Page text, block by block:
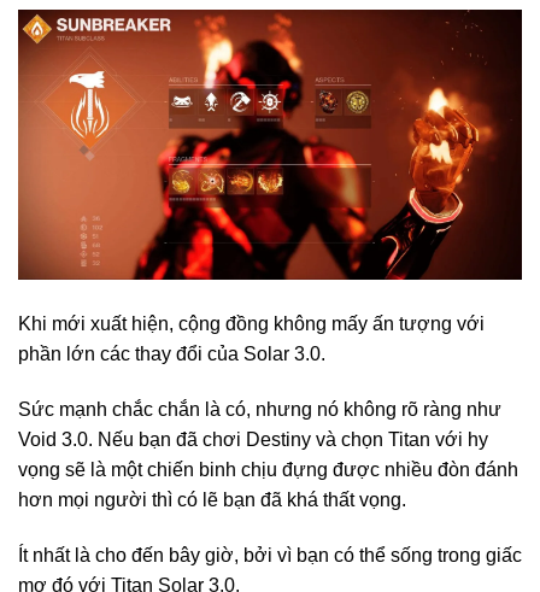
Khi mới xuất hiện, cộng đồng không mấy ấn tượng với
phần lớn các thay đổi của Solar 3.0.
Sức mạnh chắc chắn là có, nhưng nó không rõ ràng như
Void 3.0. Nếu bạn đã chơi Destiny và chọn Titan với hy
vọng sẽ là một chiến binh chịu đựng được nhiều đòn đánh
hơn mọi người thì có lẽ bạn đã khá thất vọng.
Ít nhất là cho đến bây giờ, bởi vì bạn có thể sống trong giấc
mơ đó với Titan Solar 3.0.